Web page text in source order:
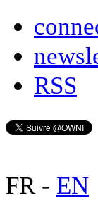
RSS
FR- EN